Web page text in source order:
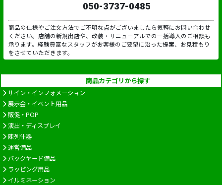
050-3737-0485
商品の仕様やご注文方法でご不明な点がございましたら気軽にお問い合わせ
ください。店舗の新規出店や、改装・リニューアルでの一括導入のご相談も
承ります。経験豊富なスタッフがお客様のご要望に沿った提案、お見積もり
をさせていただきます。
商品カテゴリから探す
サイン・インフォメーション
展示会・イベント用品
販促・POP
演出・ディスプレイ
陳列什器
運営備品
バックヤード備品
ラッピング用品
イルミネーション